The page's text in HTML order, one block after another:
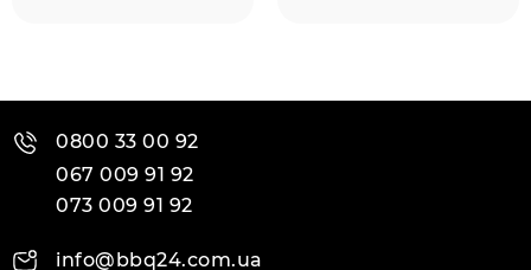
0800 33 00 92
067 009 91 92
073 009 91 92
info@bbq24.com.ua